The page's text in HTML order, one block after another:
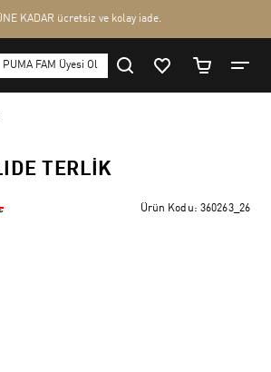
TERLIK
Ürün Kodu: 360263_26